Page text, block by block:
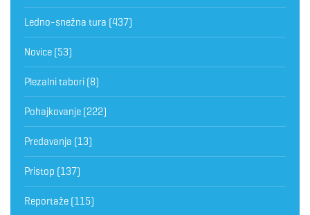
Ledno-snežna tura (437)
Novice (53)
Plezalni tabori (8)
Pohajkovanje (222)
Predavanja (13)
Pristop (137)
Reportaže (115)